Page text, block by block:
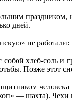
праздником,
дней.
не работали:
собой хлеб-соль и
Позже этот
— шахта).